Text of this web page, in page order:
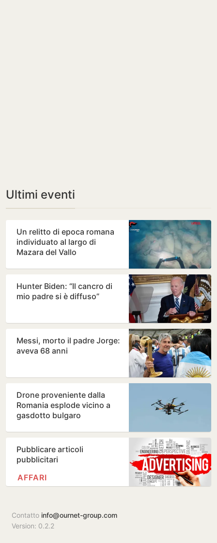
Ultimi eventi
Un relitto di epoca romana
individuato al largo di
Mazara del Vallo
Hunter Biden: “Il cancro di
mio padre si è diffuso”
Messi, morto il padre Jorge:
aveva 68 anni
Drone proveniente dalla
Romania esplode vicino a
gasdotto bulgaro
Pubblicare articoli
pubblicitari
AFFARI
Contatto info@ournet-group.com
Version: 0.2.2